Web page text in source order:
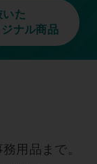
いた
ジナル商品
用品まで。